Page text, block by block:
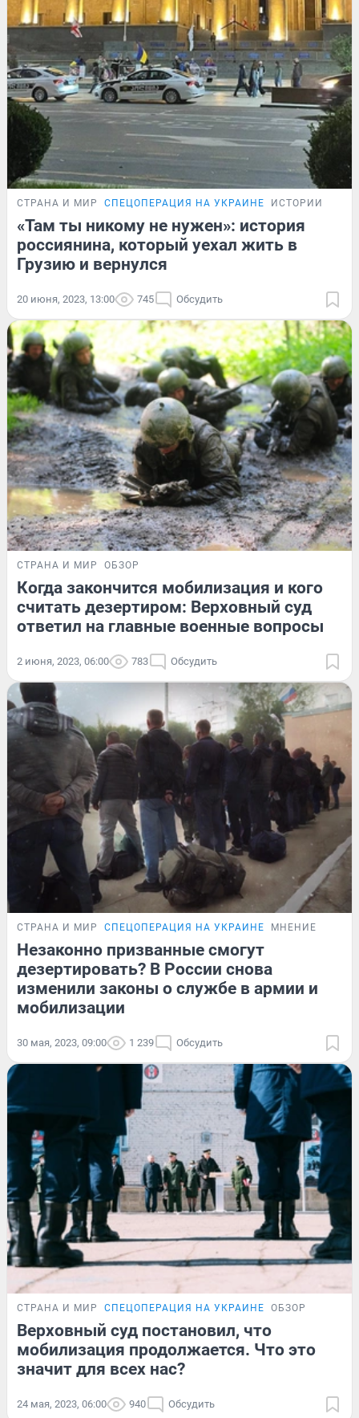
СТРАНА И МИР СПЕЦОПЕРАЦИЯ НА УКРАИНЕ ИСТОРИИ
«Там ты никому не нужен»: история
россиянина, который уехал жить в
Грузию и вернулся
20 июня, 2023, 13:00 745 Обсудить
СТРАНА И МИР ОБЗОР
Когда закончится мобилизация и кого
считать дезертиром: Верховный суд
ответил на главные военные вопросы
2 июня, 2023, 06:00 783 Обсудить
СТРАНА И МИР СПЕЦОПЕРАЦИЯ НА УКРАИНЕ МНЕНИЕ
Незаконно призванные смогут
дезертировать? В России снова
изменили законы о службе в армии и
мобилизации
30 мая, 2023, 09:00 1 239 Обсудить
СТРАНА И МИР СПЕЦОПЕРАЦИЯ НА УКРАИНЕ ОБЗОР
Верховный суд постановил, что
мобилизация продолжается. Что это
значит для всех нас?
24 мая, 2023, 06:00 940 Обсудить